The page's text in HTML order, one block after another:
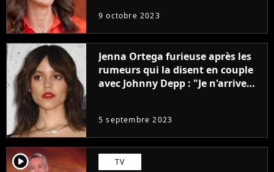
9 octobre 2023
Jenna Ortega furieuse après les
rumeurs qui la disent en couple
avec Johnny Depp : "Je n'arrive
5 septembre 2023
player2 TV